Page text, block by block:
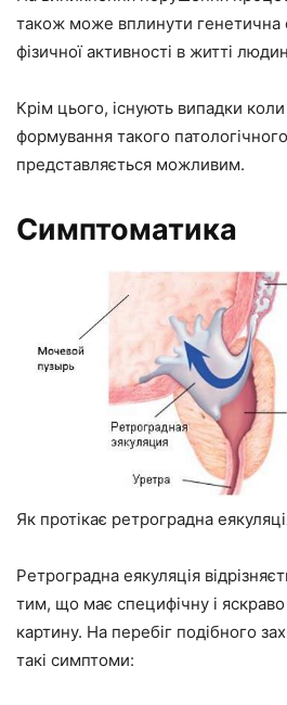
також може вплинути генетична
фізичної активності в житті
Крім цього, існують випадки
формування такого
представляється можливим.
Симптоматика
Як протікає ретроградна
Ретроградна еякуляція
тим, що має специфічну і
картину. На перебіг подібного
такі симптоми: